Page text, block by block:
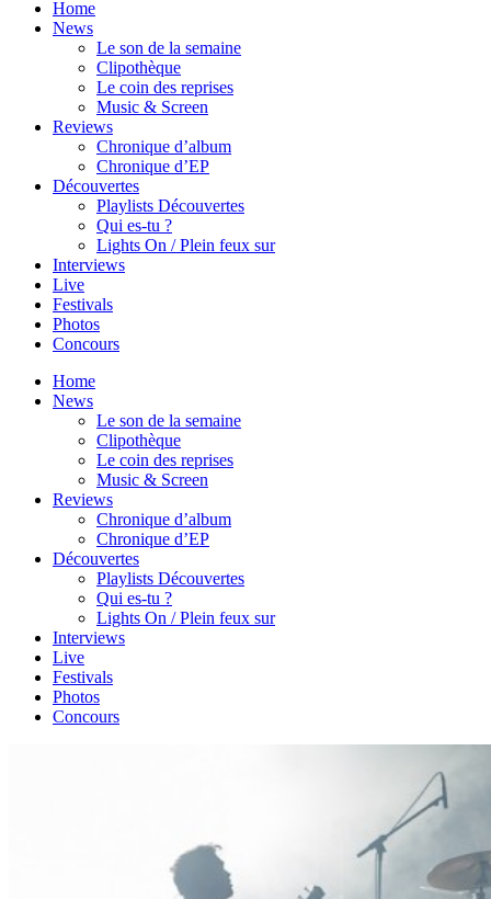
Home
News
Le son de la semaine
Clipothèque
Le coin des reprises
Music & Screen
Reviews
Chronique d’album
Chronique d’EP
Découvertes
Playlists Découvertes
Qui es-tu ?
Lights On / Plein feux sur
Interviews
Live
Festivals
Photos
Concours
Home
News
Le son de la semaine
Clipothèque
Le coin des reprises
Music & Screen
Reviews
Chronique d’album
Chronique d’EP
Découvertes
Playlists Découvertes
Qui es-tu ?
Lights On / Plein feux sur
Interviews
Live
Festivals
Photos
Concours